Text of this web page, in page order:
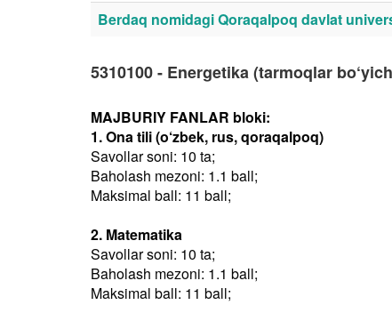
Berdaq nomidagi Qoraqalpoq davlat
5310100 - Energetika (tarmoqlar
MAJBURIY FANLAR bloki:
1. Ona tili (o‘zbek, rus, qoraqalpoq)
Savollar soni: 10 ta;
Baholash mezoni: 1.1 ball;
Maksimal ball: 11 ball;
2. Matematika
Savollar soni: 10 ta;
Baholash mezoni: 1.1 ball;
Maksimal ball: 11 ball;